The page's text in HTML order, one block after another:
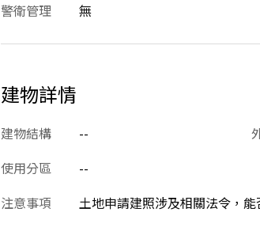
警衛管理
無
建物詳情
建物結構 --
使用分區
--
注意事項
土地申請建照涉及相關法令，